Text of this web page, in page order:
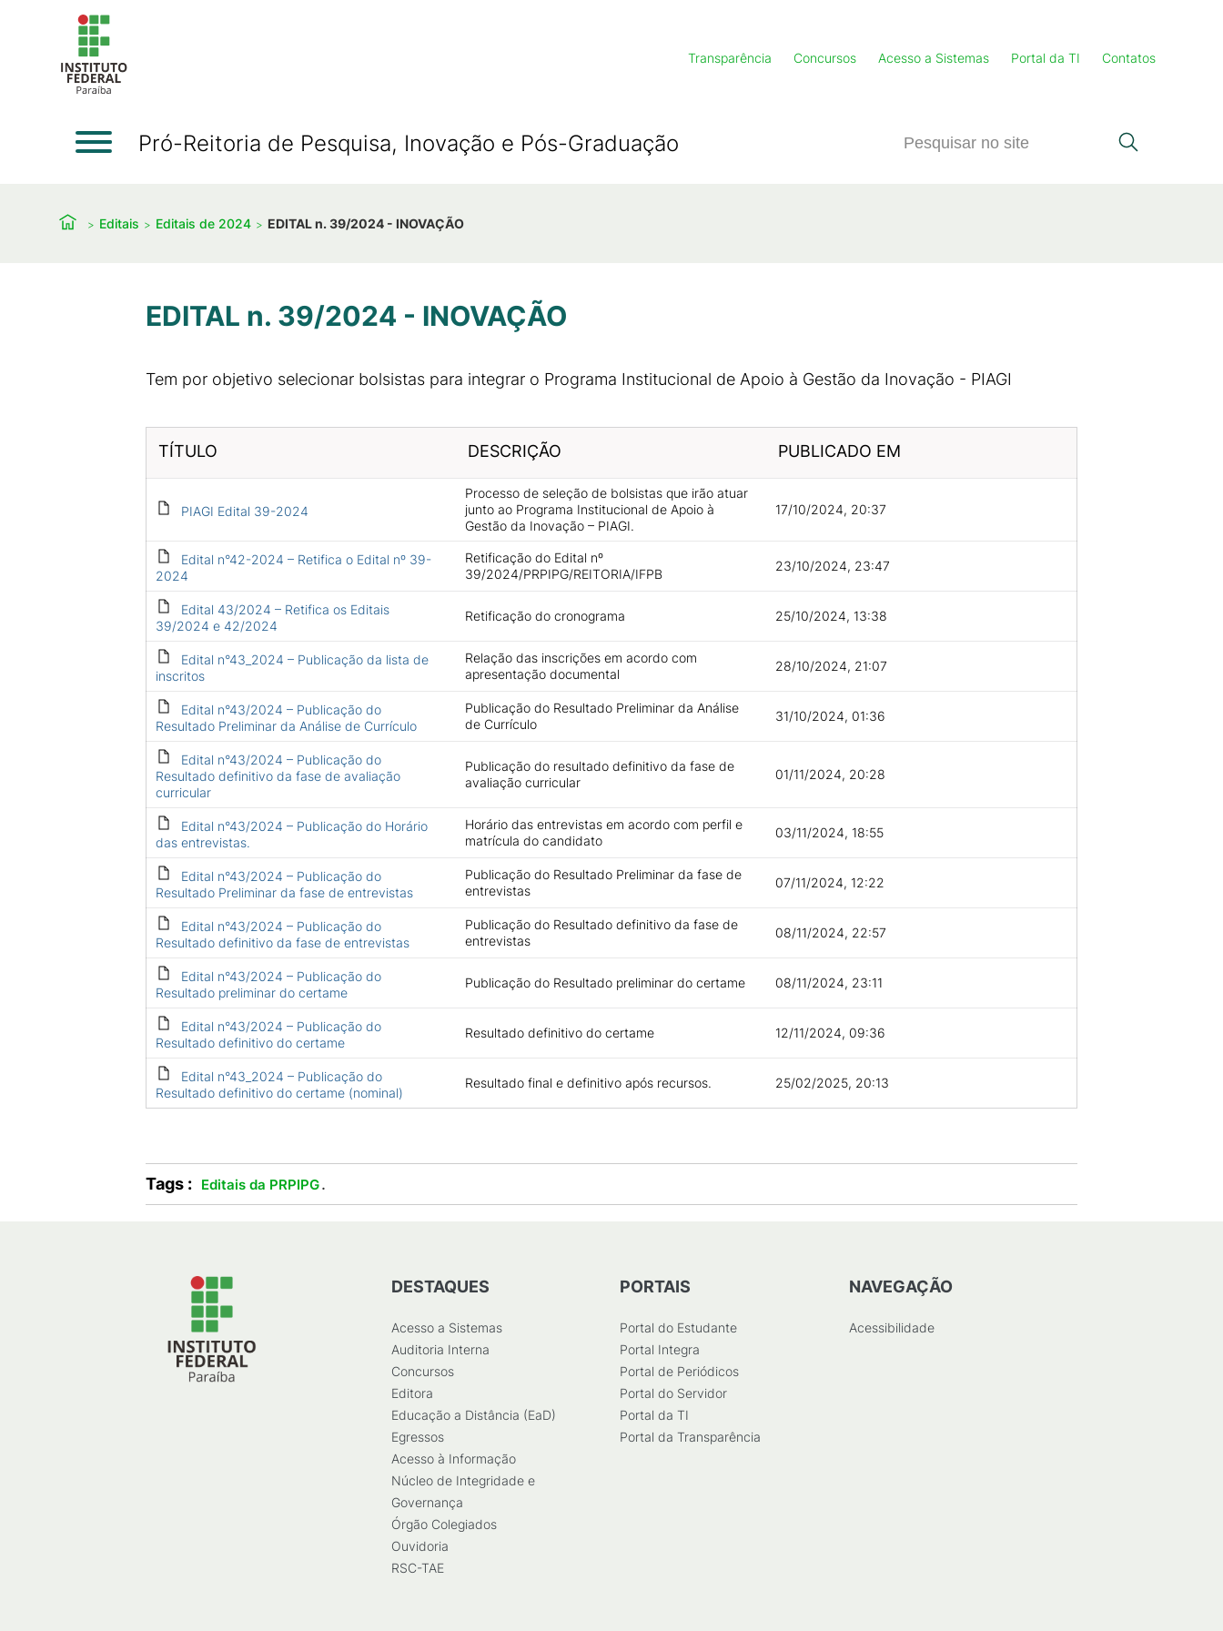
Transparência Concursos Acesso a Sistemas Portal da TI Contatos
Pró-Reitoria de Pesquisa, Inovação e Pós-Graduação
Editais Editais de 2024 EDITAL n. 39/2024 - INOVAÇÃO
EDITAL n. 39/2024 - INOVAÇÃO
Tem por objetivo selecionar bolsistas para integrar o Programa Institucional de Apoio à Gestão da Inovação - PIAGI
TÍTULO DESCRIÇÃO PUBLICADO EM
PIAGI Edital 39-2024
Processo de seleção de bolsistas que irão atuar
junto ao Programa Institucional de Apoio à
Gestão da Inovação – PIAGI.
17/10/2024, 20:37
Edital n°42-2024 – Retifica o Edital nº 39-
2024
Retificação do Edital nº
39/2024/PRPIPG/REITORIA/IFPB
23/10/2024, 23:47
Edital 43/2024 – Retifica os Editais
39/2024 e 42/2024
Retificação do cronograma 25/10/2024, 13:38
Edital n°43_2024 – Publicação da lista de
inscritos
Relação das inscrições em acordo com
apresentação documental
28/10/2024, 21:07
Edital n°43/2024 – Publicação do
Resultado Preliminar da Análise de Currículo
Publicação do Resultado Preliminar da Análise
de Currículo
31/10/2024, 01:36
Edital n°43/2024 – Publicação do
Resultado definitivo da fase de avaliação
curricular
Publicação do resultado definitivo da fase de
avaliação curricular
01/11/2024, 20:28
Edital n°43/2024 – Publicação do Horário
das entrevistas.
Horário das entrevistas em acordo com perfil e
matrícula do candidato
03/11/2024, 18:55
Edital n°43/2024 – Publicação do
Resultado Preliminar da fase de entrevistas
Publicação do Resultado Preliminar da fase de
entrevistas
07/11/2024, 12:22
Edital n°43/2024 – Publicação do
Resultado definitivo da fase de entrevistas
Publicação do Resultado definitivo da fase de
entrevistas
08/11/2024, 22:57
Edital n°43/2024 – Publicação do
Resultado preliminar do certame
Publicação do Resultado preliminar do certame 08/11/2024, 23:11
Edital n°43/2024 – Publicação do
Resultado definitivo do certame
Resultado definitivo do certame 12/11/2024, 09:36
Edital n°43_2024 – Publicação do
Resultado definitivo do certame (nominal)
Resultado final e definitivo após recursos. 25/02/2025, 20:13
Tags : Editais da PRPIPG.
DESTAQUES
Acesso a Sistemas
Auditoria Interna
Concursos
Editora
Educação a Distância (EaD)
Egressos
Acesso à Informação
Núcleo de Integridade e
Governança
Órgão Colegiados
Ouvidoria
RSC-TAE
PORTAIS
Portal do Estudante
Portal Integra
Portal de Periódicos
Portal do Servidor
Portal da TI
Portal da Transparência
NAVEGAÇÃO
Acessibilidade